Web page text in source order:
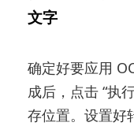
文字
确定好要应用
成后，点击 “执
存位置。设置好